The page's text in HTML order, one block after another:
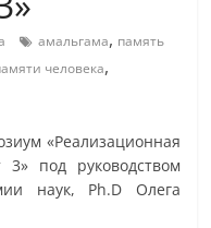
амальгама, память
человека,
«Реализационная
3» под руководством
наук, Ph.D Олега